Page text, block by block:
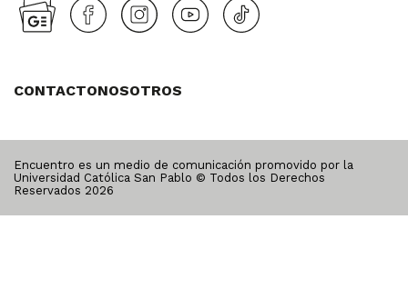
CONTACTONOSOTROS
Encuentro es un medio de comunicación promovido por la
Universidad Católica San Pablo © Todos los Derechos
Reservados 2026